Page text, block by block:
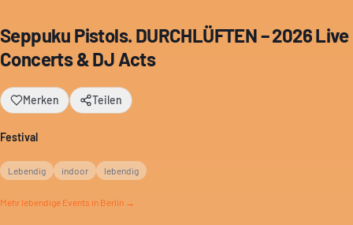
Seppuku Pistols. DURCHLÜFTEN – 2026 Live
Concerts & DJ Acts
Merken Teilen
Festival
Lebendig indoor lebendig
Mehr lebendige Events in Berlin →